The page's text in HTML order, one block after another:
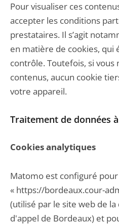
Pour visualiser ces
accepter les conditions
prestataires. Il s’agit
en matière de cookies, qui
contrôle. Toutefois, si vous
contenus, aucun cookie
votre appareil.
Traitement de données
Cookies analytiques
Matomo est configuré
« https://bordeaux.cour-
(utilisé par le site web de
d'appel de Bordeaux) et